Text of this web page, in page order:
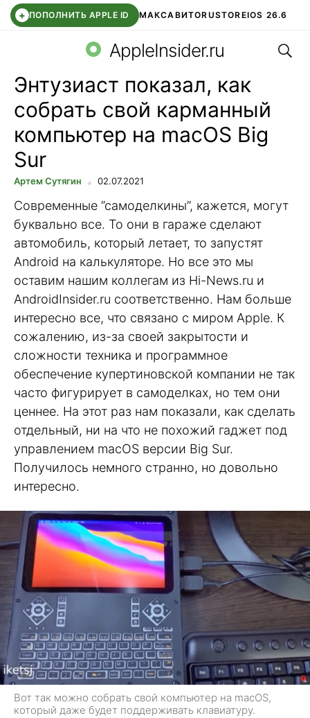
+ ПОПОЛНИТЬ APPLE ID МАКСАВИТОRUSTOREIOS 26.6
СБЕР КИДС ВТБ ОНЛАЙН ЧАТ В ROBLOX
AppleInsider.ru
Энтузиаст показал, как
собрать свой карманный
компьютер на macOS Big
Sur
Артем Сутягин 02.07.2021
Современные ”самоделкины”, кажется, могут
буквально все. То они в гараже сделают
автомобиль, который летает, то запустят
Android на калькуляторе. Но все это мы
оставим нашим коллегам из Hi-News.ru и
AndroidInsider.ru соответственно. Нам больше
интересно все, что связано с миром Apple. К
сожалению, из-за своей закрытости и
сложности техника и программное
обеспечение купертиновской компании не так
часто фигурирует в самоделках, но тем они
ценнее. На этот раз нам показали, как сделать
отдельный, ни на что не похожий гаджет под
управлением macOS версии Big Sur.
Получилось немного странно, но довольно
интересно.
Вот так можно собрать свой компьютер на macOS,
который даже будет поддерживать клавиатуру.